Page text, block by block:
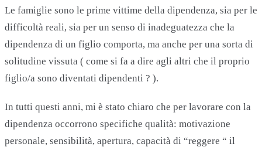
Le famiglie sono le prime vittime della dipendenza, sia per le
difficoltà reali, sia per un senso di inadeguatezza che la
dipendenza di un figlio comporta, ma anche per una sorta di
solitudine vissuta ( come si fa a dire agli altri che il proprio
figlio/a sono diventati dipendenti ? ).
In tutti questi anni, mi è stato chiaro che per lavorare con la
dipendenza occorrono specifiche qualità: motivazione
personale, sensibilità, apertura, capacità di “reggere “ il